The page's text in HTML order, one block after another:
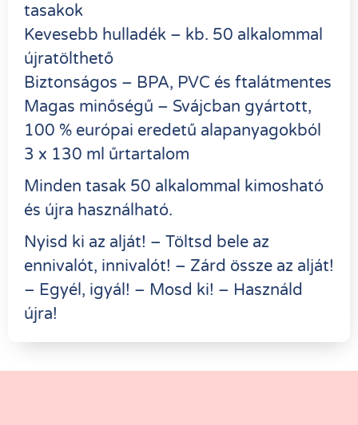
tasakok
Kevesebb hulladék – kb. 50 alkalommal
újratölthető
Biztonságos – BPA, PVC és ftalátmentes
Magas minőségű – Svájcban gyártott,
100 % európai eredetű alapanyagokból
3 x 130 ml űrtartalom
Minden tasak 50 alkalommal kimosható
és újra használható.
Nyisd ki az alját! – Töltsd bele az
ennivalót, innivalót! – Zárd össze az alját!
– Egyél, igyál! – Mosd ki! – Használd
újra!